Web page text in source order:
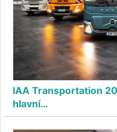
IAA Transportation
hlavní…